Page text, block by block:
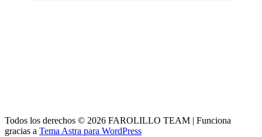
Todos los derechos © 2026 FAROLILLO TEAM | Funciona
gracias a Tema Astra para WordPress